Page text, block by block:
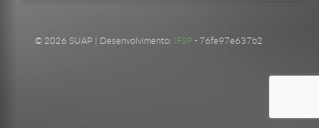
© 2026 SUAP | Desenvolvimento: IFSP - 76fe97e637b2